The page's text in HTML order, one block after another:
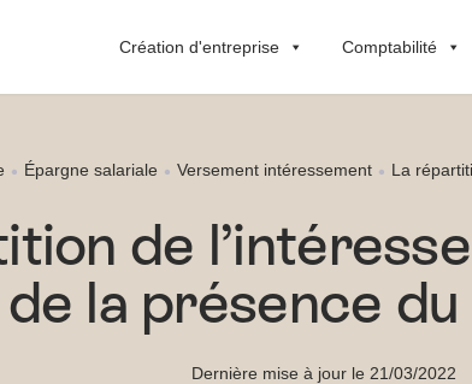
Création d'entreprise Comptabilité
Épargne salariale Versement intéressement La
de
de la présence
Dernière mise à jour le 21/03/2022